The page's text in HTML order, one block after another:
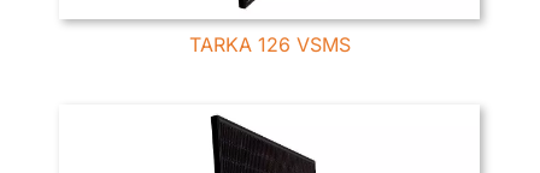
TARKA 126 VSMS